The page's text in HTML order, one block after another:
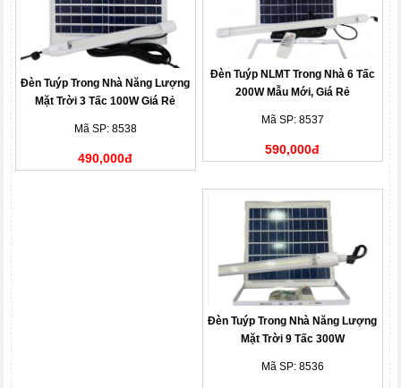
Đèn Tuýp Trong Nhà Năng Lượng
Mặt Trời 3 Tấc 100W Giá Rẻ
Mã SP: 8538
490,000đ
Đèn Tuýp NLMT Trong Nhà 6 Tấc
200W Mẫu Mới, Giá Rẻ
Mã SP: 8537
590,000đ
Đèn Tuýp Trong Nhà Năng Lượng
Mặt Trời 9 Tấc 300W
Mã SP: 8536